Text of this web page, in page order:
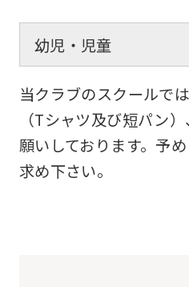
幼児・児童
当クラブのスクールで
（Tシャツ及び短パン
願いしております。予
求め下さい。